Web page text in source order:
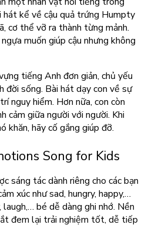
hát kể về cậu quả trứng Humpty
cơ thể vỡ ra thành từng mảnh.
muốn giúp cậu nhưng không
tiếng Anh đơn giản, chủ yếu
đời sống. Bài hát dạy con về sự
nguy hiểm. Hơn nữa, con còn
cảm giữa người với người. Khi
khăn, hãy cố gắng giúp đỡ.
Song for Kids
sáng tác dành riêng cho các bạn
xúc như sad, hungry, happy,…
laugh,… bé dễ dàng ghi nhớ. Nền
đem lại trải nghiệm tốt, dễ tiếp